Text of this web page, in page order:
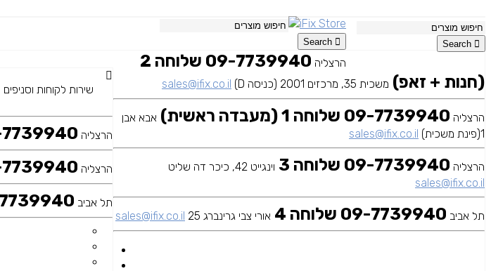
Search
שירות לקוחות וסניפים
הרצליה 09-7739940 שלוחה 1
הרצליה 09-7739940
תל אביב 09-7739940
Search
הרצליה
09-7739940 שלוחה 2
(חנות + זאפ) משכית 35, מרכזים 2001 (כניסה D) sales@ifix.co.il
הרצליה 09-7739940 שלוחה 1 (מעבדה ראשית)
אבא אבן
1(פינת משכית)
sales@ifix.co.il
הרצליה 09-7739940 שלוחה 3
וינגייט 42, כיכר דה שליט
sales@ifix.co.il
תל אביב 09-7739940 שלוחה 4 אורי צבי גרינברג 25 sales@ifix.co.il